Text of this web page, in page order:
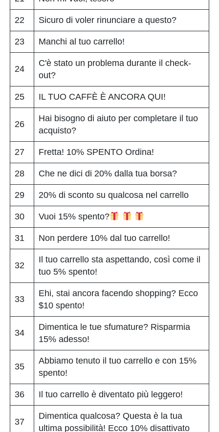
22 Sicuro di voler rinunciare a questo?
23 Manchi al tuo carrello!
24
C'è stato un problema durante il check-
out?
25 IL TUO CAFFÈ È ANCORA QUI!
26
Hai bisogno di aiuto per completare il tuo
acquisto?
27 Fretta! 10% SPENTO Ordina!
28 Che ne dici di 20% dalla tua borsa?
29 20% di sconto su qualcosa nel carrello
30 Vuoi 15% spento?
31 Non perdere 10% dal tuo carrello!
32
Il tuo carrello sta aspettando, così come il
tuo 5% spento!
33
Ehi, stai ancora facendo shopping? Ecco
$10 spento!
34
Dimentica le tue sfumature? Risparmia
15% adesso!
35
Abbiamo tenuto il tuo carrello e con 15%
spento!
36 Il tuo carrello è diventato più leggero!
37
Dimentica qualcosa? Questa è la tua
ultima possibilità! Ecco 10% disattivato